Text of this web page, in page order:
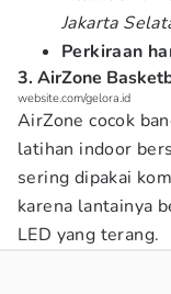
Jakarta
Perkiraan
3. AirZone
website.com/gelora.id
AirZone cocok
latihan indoor
sering dipakai
karena lantainya
LED yang terang.